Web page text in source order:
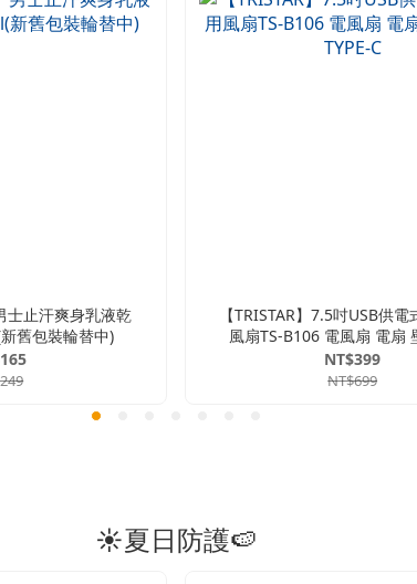
士止汗爽身乳液乾
舊包裝輪替中)
【TRISTAR】7.5吋USB供
風扇TS-B106 電風扇 電扇
TYPE-C
NT$399
NT$699
☀️夏日防護🍉